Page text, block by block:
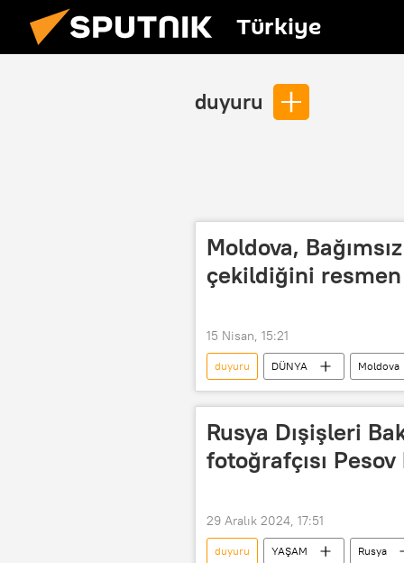
Türkiye
duyuru
Moldova,
çekildiğini
15 Nisan, 15:21
duyuru DÜNYA Moldova
ayrılma
Igor Dodon
Rusya Dışişleri
fotoğrafçısı
29 Aralık 2024, 17:51
duyuru YAŞAM Rusya